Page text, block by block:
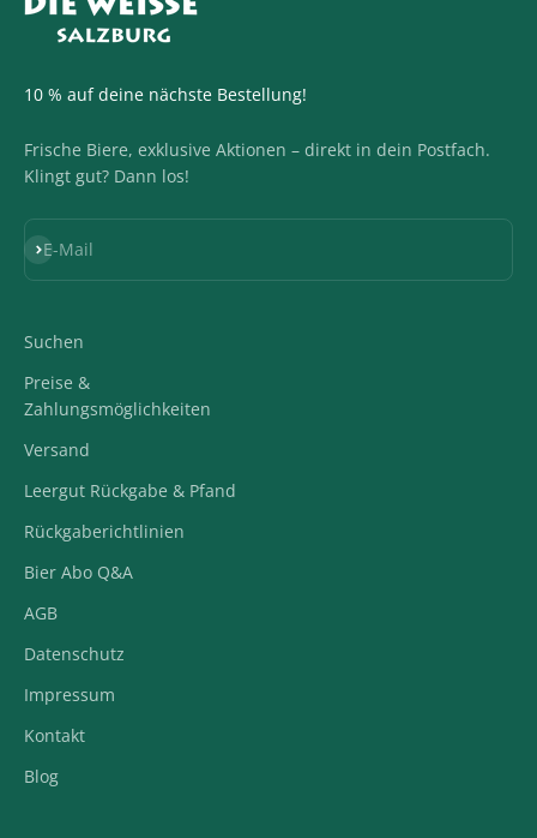
10 % auf deine nächste Bestellung!
Frische Biere, exklusive Aktionen – direkt in dein Postfach.
Klingt gut? Dann los!
E-Mail
Abonnieren
Suchen
Preise &
Zahlungsmöglichkeiten
Versand
Leergut Rückgabe & Pfand
Rückgaberichtlinien
Bier Abo Q&A
AGB
Datenschutz
Impressum
Kontakt
Blog